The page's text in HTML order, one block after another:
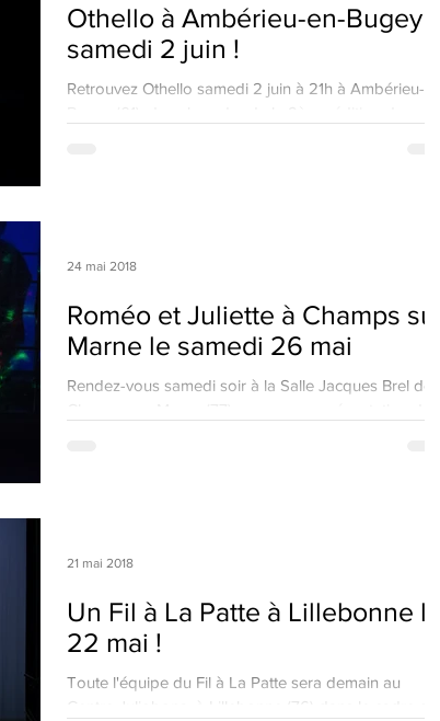
Othello à Ambérieu-en-Bugey
samedi 2 juin !
Retrouvez Othello samedi 2 juin à 21h à Ambérieu-en-
Roméo et Juliette à Champs sur
Marne le samedi 26 mai
Rendez-vous samedi soir à la Salle Jacques Brel de
24 mai 2018
Un Fil à La Patte à Lillebonne le
22 mai !
Toute l'équipe du Fil à La Patte sera demain au
Centre Juliobona, à Lillebonne (76) dans le cadre du
21 mai 2018